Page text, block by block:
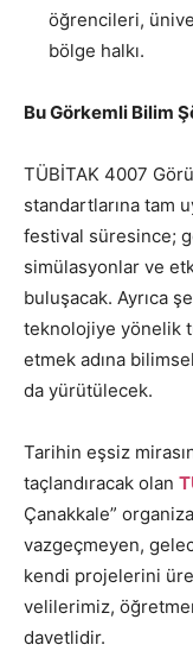
öğrencileri,
bölge halkı.
Bu Görkemli Bilim
TÜBİTAK 4007
standartlarına tam
festival süresince;
simülasyonlar ve
buluşacak. Ayrıca
teknolojiye yönelik
etmek adına
da yürütülecek.
Tarihin eşsiz
taçlandıracak olan
Çanakkale”
vazgeçmeyen,
kendi projelerini
velilerimiz,
davetlidir.